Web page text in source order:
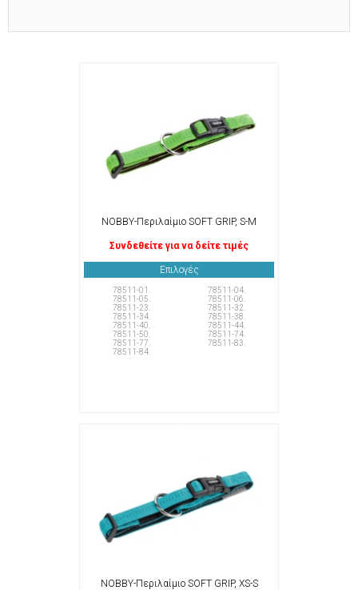
NOBBY-Περιλαίμιο SOFT GRIP, S-M
Συνδεθείτε για να δείτε τιμές
Επιλογές
78511-01.
78511-04.
78511-05.
78511-06.
78511-23.
78511-32.
78511-34.
78511-38.
78511-40.
78511-44.
78511-50.
78511-74.
78511-77.
78511-83.
78511-84.
NOBBY-Περιλαίμιο SOFT GRIP, XS-S